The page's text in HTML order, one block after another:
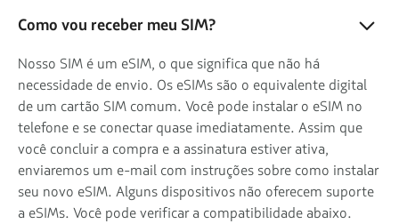
Como vou receber meu SIM?
Nosso SIM é um eSIM, o que significa que não há
necessidade de envio. Os eSIMs são o equivalente digital
de um cartão SIM comum. Você pode instalar o eSIM no
telefone e se conectar quase imediatamente. Assim que
você concluir a compra e a assinatura estiver ativa,
enviaremos um e-mail com instruções sobre como instalar
seu novo eSIM. Alguns dispositivos não oferecem suporte
a eSIMs. Você pode verificar a compatibilidade abaixo.